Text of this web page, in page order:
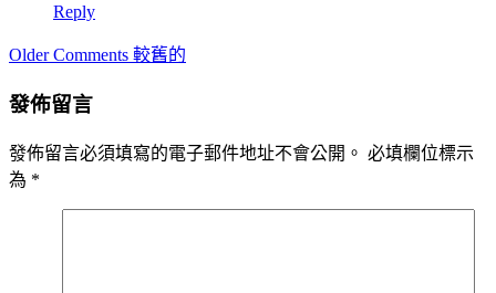
Reply
Comment
Older Comments 較舊的
發佈留言
發佈留言必須填寫的電子郵件地址不會公開。 必填欄位標示
為 *